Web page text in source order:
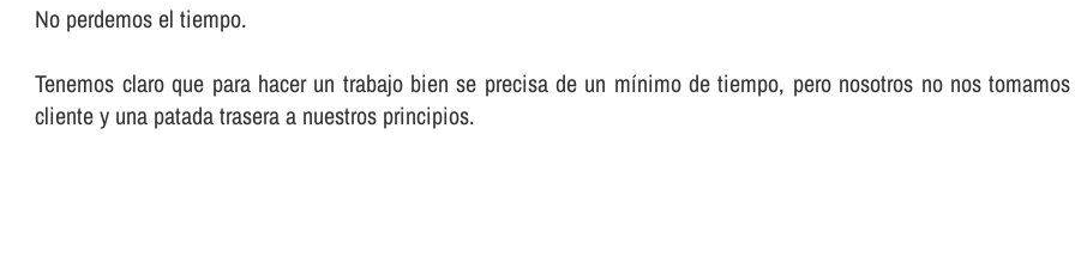
No perdemos el tiempo.
Tenemos claro que para hacer un trabajo bien se precisa de un mí­nimo de tiempo, pero nosotros no nos
cliente y una patada trasera a nuestros principios.